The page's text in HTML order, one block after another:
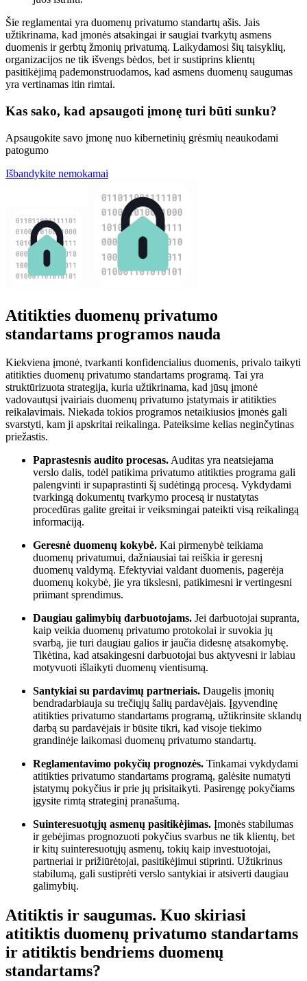
Šie reglamentai yra duomenų privatumo standartų ašis. Jais
užtikrinama, kad įmonės atsakingai ir saugiai tvarkytų asmens
duomenis ir gerbtų žmonių privatumą. Laikydamosi šių taisyklių,
organizacijos ne tik išvengs bėdos, bet ir sustiprins klientų
pasitikėjimą pademonstruodamos, kad asmens duomenų saugumas
yra vertinamas itin rimtai.
Kas sako, kad apsaugoti įmonę turi būti sunku?
Apsaugokite savo įmonę nuo kibernetinių grėsmių neaukodami
patogumo
Išbandykite nemokamai
Atitikties duomenų privatumo
standartams programos nauda
Kiekviena įmonė, tvarkanti konfidencialius duomenis, privalo taikyti
atitikties duomenų privatumo standartams programą. Tai yra
struktūrizuota strategija, kuria užtikrinama, kad jūsų įmonė
vadovautųsi įvairiais duomenų privatumo įstatymais ir atitikties
reikalavimais. Niekada tokios programos netaikiusios įmonės gali
svarstyti, kam ji apskritai reikalinga. Pateiksime kelias neginčytinas
priežastis.
Paprastesnis audito procesas.Auditas yra neatsiejama
verslo dalis, todėl patikima privatumo atitikties programa gali
palengvinti ir supaprastinti šį sudėtingą procesą. Vykdydami
tvarkingą dokumentų tvarkymo procesą ir nustatytas
procedūras galite greitai ir veiksmingai pateikti visą reikalingą
informaciją.
Geresnė duomenų kokybė. Kai pirmenybė teikiama
duomenų privatumui, dažniausiai tai reiškia ir geresnį
duomenų valdymą. Efektyviai valdant duomenis, pagerėja
duomenų kokybė, jie yra tikslesni, patikimesni ir vertingesni
priimant sprendimus.
Daugiau galimybių darbuotojams. Jei darbuotojai supranta,
kaip veikia duomenų privatumo protokolai ir suvokia jų
svarbą, jie turi daugiau galios ir jaučia didesnę atsakomybę.
Tikėtina, kad atsakingesni darbuotojai bus aktyvesni ir labiau
motyvuoti išlaikyti duomenų vientisumą.
Santykiai su pardavimų partneriais. Daugelis įmonių
bendradarbiauja su trečiųjų šalių pardavėjais. Įgyvendinę
atitikties privatumo standartams programą, užtikrinsite sklandų
darbą su pardavėjais ir būsite tikri, kad visoje tiekimo
grandinėje laikomasi duomenų privatumo standartų.
Reglamentavimo pokyčių prognozės. Tinkamai vykdydami
atitikties privatumo standartams programą, galėsite numatyti
įstatymų pokyčius ir prie jų prisitaikyti. Pasirengę pokyčiams
įgysite rimtą strateginį pranašumą.
Suinteresuotųjų asmenų pasitikėjimas. Įmonės stabilumas
ir gebėjimas prognozuoti pokyčius svarbus ne tik klientų, bet
ir kitų suinteresuotųjų asmenų, tokių kaip investuotojai,
partneriai ir prižiūrėtojai, pasitikėjimui stiprinti. Užtikrinus
stabilumą, gali sustiprėti verslo santykiai ir atsiverti daugiau
galimybių.
Atitiktis ir saugumas. Kuo skiriasi
atitiktis duomenų privatumo standartams
ir atitiktis bendriems duomenų
standartams?